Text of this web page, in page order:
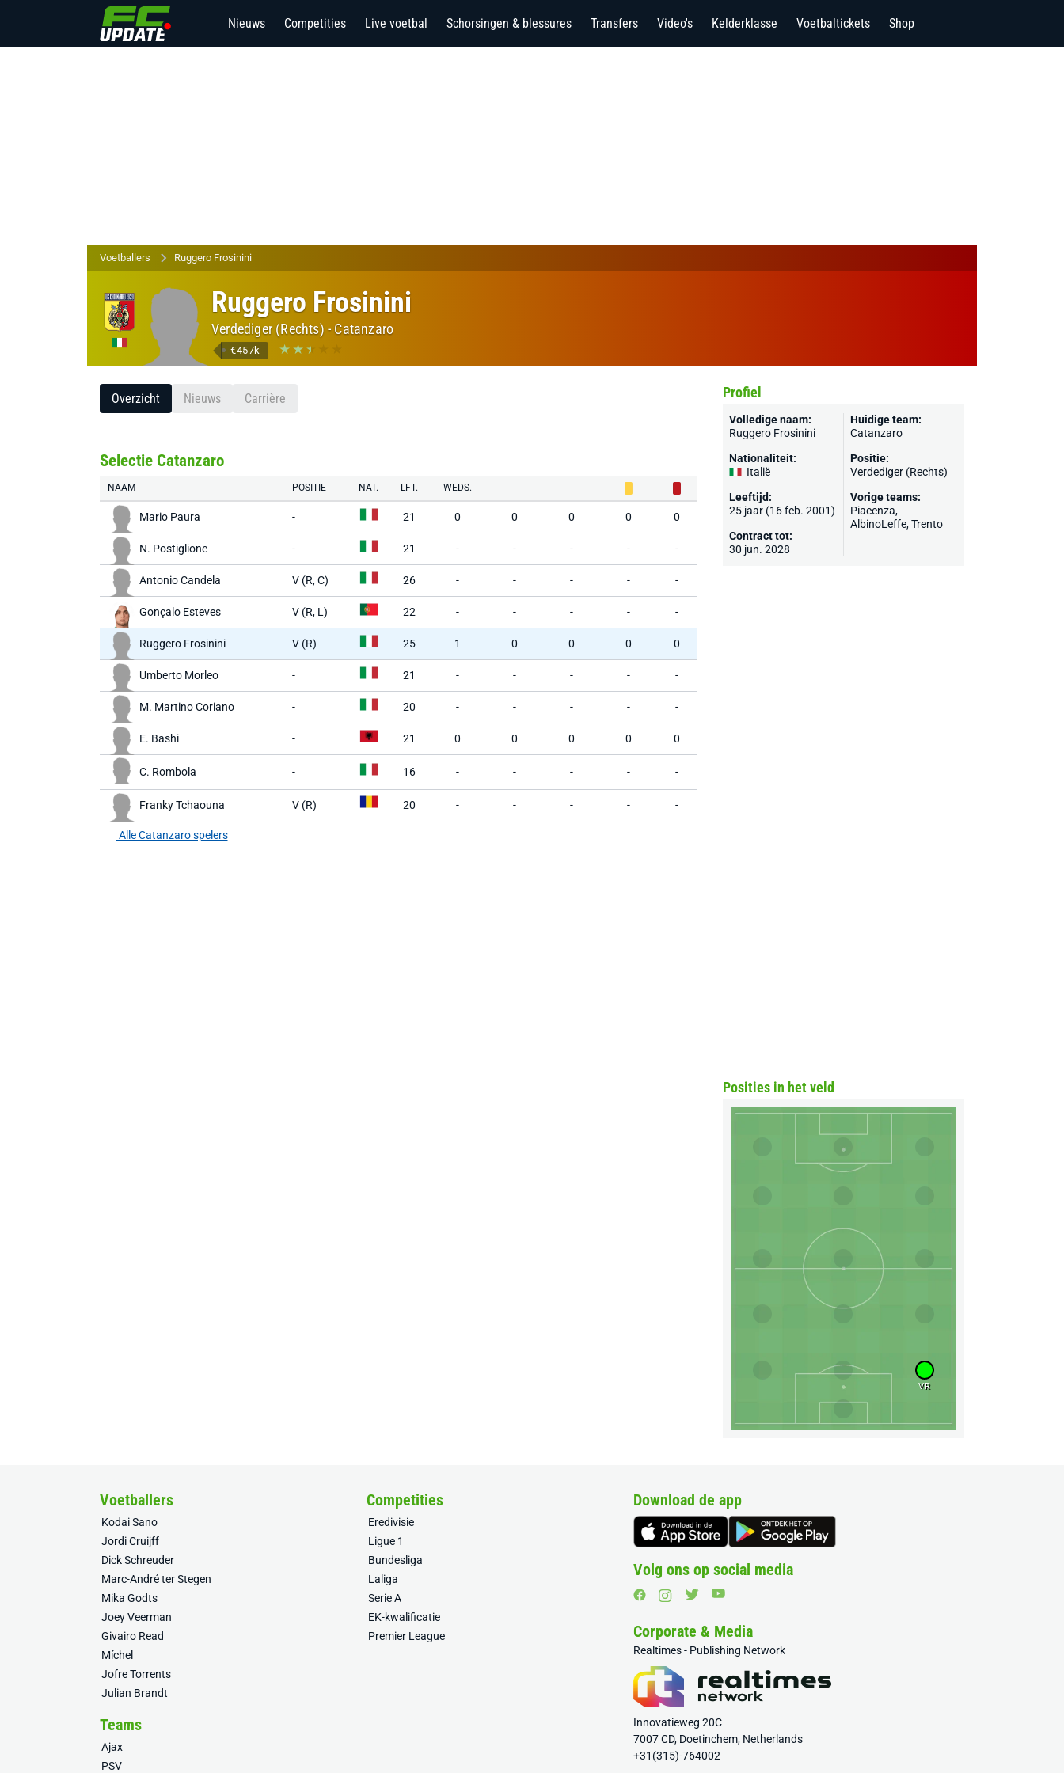
Nieuws Competities Live voetbal Schorsingen & blessures Transfers Video's Kelderklasse Voetbaltickets Shop
Voetballers Ruggero Frosinini
Ruggero Frosinini
Verdediger (Rechts) - Catanzaro
€457k
Overzicht Nieuws Carrière
Selectie Catanzaro
NAAM POSITIE NAT. LFT. WEDS.
Mario Paura - 21 0 0 0 0 0
N. Postiglione - 21 - - - - -
Antonio Candela V (R, C) 26 - - - - -
Gonçalo Esteves V (R, L) 22 - - - - -
Ruggero Frosinini V (R) 25 1 0 0 0 0
Umberto Morleo - 21 - - - - -
M. Martino Coriano - 20 - - - - -
E. Bashi - 21 0 0 0 0 0
C. Rombola - 16 - - - - -
Franky Tchaouna V (R) 20 - - - - -
Alle Catanzaro spelers
Profiel
Volledige naam:
Ruggero Frosinini
Nationaliteit:
Italië
Leeftijd:
25 jaar (16 feb. 2001)
Contract tot:
30 jun. 2028
Huidige team:
Catanzaro
Positie:
Verdediger (Rechts)
Vorige teams:
Piacenza,
AlbinoLeffe, Trento
Posities in het veld
VR
Voetballers
Kodai Sano
Jordi Cruijff
Dick Schreuder
Marc-André ter Stegen
Mika Godts
Joey Veerman
Givairo Read
Míchel
Jofre Torrents
Julian Brandt
Competities
Eredivisie
Ligue 1
Bundesliga
Laliga
Serie A
EK-kwalificatie
Premier League
Teams
Ajax
PSV
Download de app
Volg ons op social media
Corporate & Media
Realtimes - Publishing Network
Innovatieweg 20C
7007 CD, Doetinchem, Netherlands
+31(315)-764002